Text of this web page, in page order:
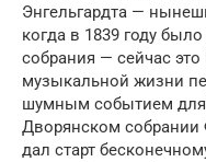
Энгельгардта —
когда в 1839 году
собрания — сейчас
музыкальной жизни
шумным событием для
Дворянском собрании
дал старт